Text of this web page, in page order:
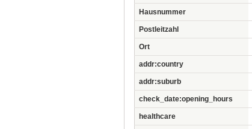
Hausnummer
Postleitzahl
Ort
addr:country
addr:suburb
check_date:opening_hours
healthcare